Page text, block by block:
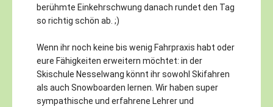
berühmte Einkehrschwung danach rundet den Tag
so richtig schön ab. ;)
Wenn ihr noch keine bis wenig Fahrpraxis habt oder
eure Fähigkeiten erweitern möchtet: in der
Skischule Nesselwang könnt ihr sowohl Skifahren
als auch Snowboarden lernen. Wir haben super
sympathische und erfahrene Lehrer und